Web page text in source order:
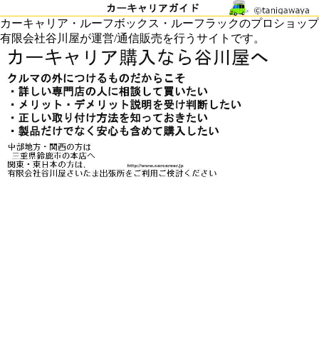
カーキャリア・ルーフボックス・ルーフラックのプロショップ
有限会社谷川屋が運営/通信販売を行うサイトです。